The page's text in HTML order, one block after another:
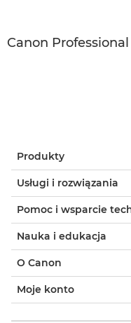
Canon
Produkty
Usługi i rozwiązania
Pomoc i wsparcie
Nauka i edukacja
O Canon
Moje konto